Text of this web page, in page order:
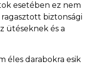
esetében ez nem
biztonsági
ütéseknek és a
éles darabokra esik